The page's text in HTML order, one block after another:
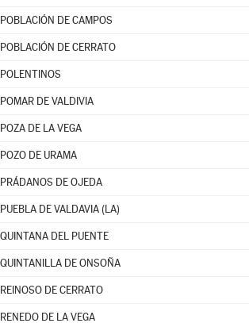
POBLACIÓN DE CAMPOS
POBLACIÓN DE CERRATO
POLENTINOS
POMAR DE VALDIVIA
POZA DE LA VEGA
POZO DE URAMA
PRÁDANOS DE OJEDA
PUEBLA DE VALDAVIA (LA)
QUINTANA DEL PUENTE
QUINTANILLA DE ONSOÑA
REINOSO DE CERRATO
RENEDO DE LA VEGA